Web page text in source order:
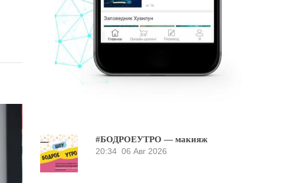
#БОДРОЕУТРО — макияж
20:34 06 Авг 2026